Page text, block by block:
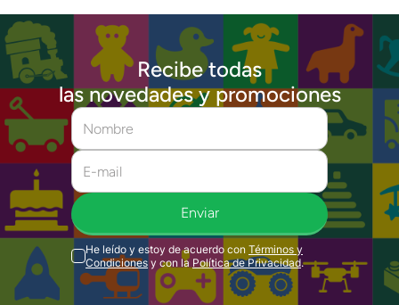
Recibe todas
las novedades y promociones
Enviar
He leído y estoy de acuerdo con Términos y
Condiciones y con la Política de Privacidad.